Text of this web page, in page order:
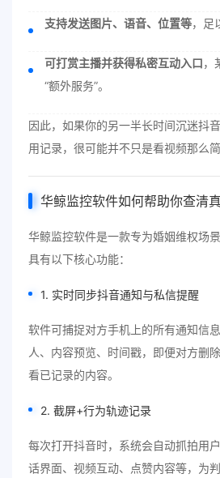
支持发送图片、语音、位置等，足
可打赏主播并获得私密互动入口，
“额外服务”。
因此，如果你的另一半长时间沉迷抖
用记录，很可能并不只是看视频那么简
华鲸监控软件如何帮助你查清真
华鲸监控软件是一款专为婚姻维权场
具有以下核心功能：
1. 实时同步抖音通知与私信提醒
软件可捕捉对方手机上的所有通知信
人、内容预览、时间戳，即便对方删
看已记录的内容。
2. 截屏+行为轨迹记录
每次打开抖音时，系统会自动抓拍用
话界面、视频互动、点赞内容等，为